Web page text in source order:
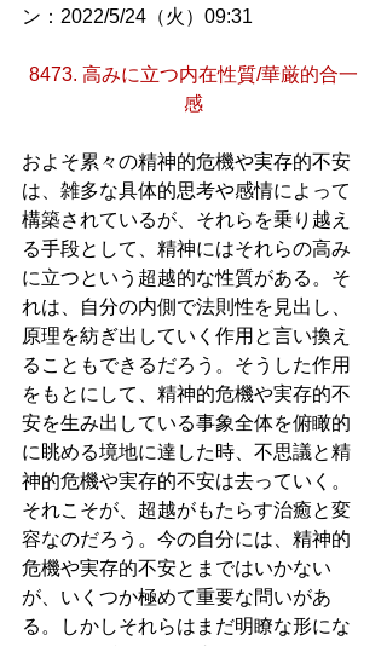
ン：2022/5/24（火）09:31
8473. 高みに立つ内在性質/華厳的合一
感
およそ累々の精神的危機や実存的不安
は、雑多な具体的思考や感情によって
構築されているが、それらを乗り越え
る手段として、精神にはそれらの高み
に立つという超越的な性質がある。そ
れは、自分の内側で法則性を見出し、
原理を紡ぎ出していく作用と言い換え
ることもできるだろう。そうした作用
をもとにして、精神的危機や実存的不
安を生み出している事象全体を俯瞰的
に眺める境地に達した時、不思議と精
神的危機や実存的不安は去っていく。
それこそが、超越がもたらす治癒と変
容なのだろう。今の自分には、精神的
危機や実存的不安とまではいかない
が、いくつか極めて重要な問いがあ
る。しかしそれらはまだ明瞭な形にな